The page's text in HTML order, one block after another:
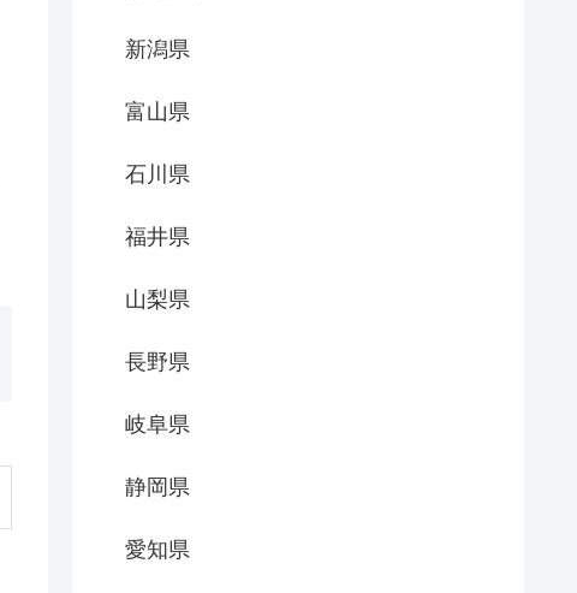
新潟県
富山県
石川県
福井県
山梨県
長野県
岐阜県
静岡県
愛知県